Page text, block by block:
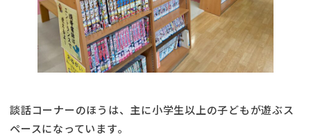
談話コーナーのほうは、主に小学生以上の子どもが遊ぶス
ペースになっています。